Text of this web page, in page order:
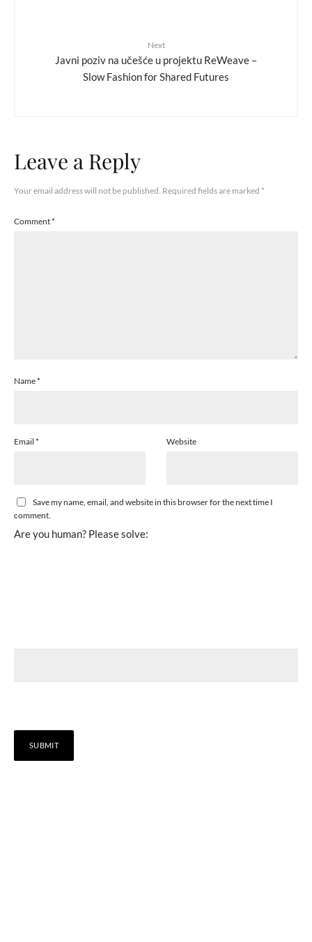
Next
Javni poziv na učešće u projektu ReWeave –
Slow Fashion for Shared Futures
Leave a Reply
Your email address will not be published. Required fields are marked *
Comment*
Name*
Email * Website
Save my name, email, and website in this browser for the next time I
comment.
Are you human? Please solve: